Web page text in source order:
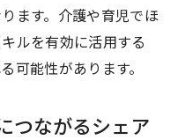
ます。介護や育児でほ
ルを有効に活用する
可能性があります。
つながるシェア